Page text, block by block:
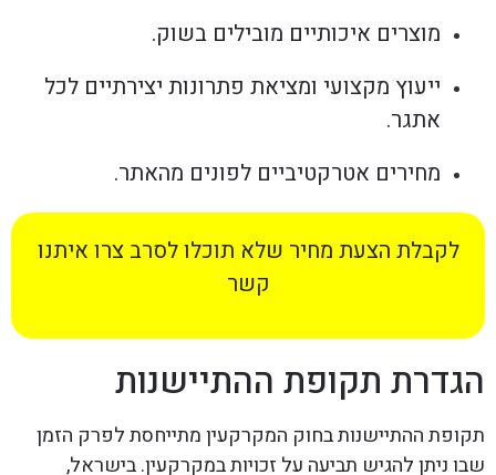
מוצרים איכותיים מובילים בשוק.
ייעוץ מקצועי ומציאת פתרונות יצירתיים לכל
אתגר.
מחירים אטרקטיביים לפונים מהאתר.
לקבלת הצעת מחיר שלא תוכלו לסרב צרו איתנו
קשר
הגדרת תקופת ההתיישנות
תקופת ההתיישנות בחוק המקרקעין מתייחסת לפרק הזמן
שבו ניתן להגיש תביעה על זכויות במקרקעין. בישראל,